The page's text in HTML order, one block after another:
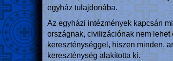
egyház tulajdonába.
Az egyházi intézmények kapcsán
országnak, civilizációnak nem
kereszténységgel, hiszen minden,
kereszténység alakította ki.